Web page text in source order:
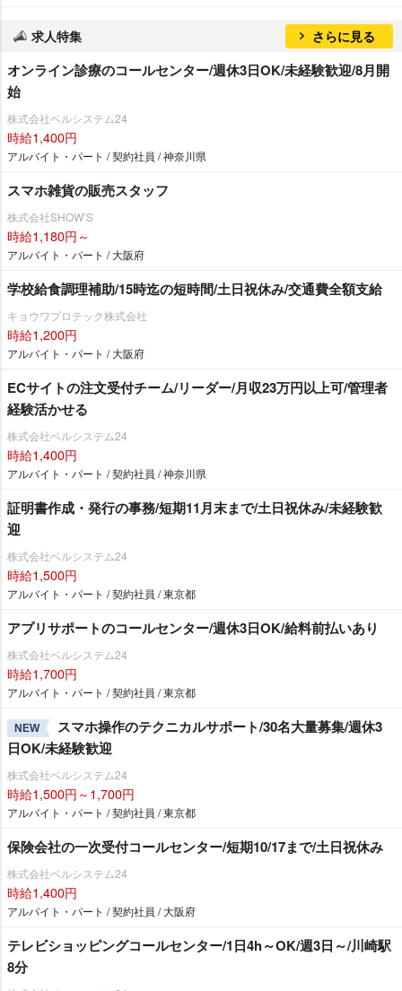
求人特集 さらに見る
オンライン診療のコールセンター/週休3日OK/未経験歓迎/8月開
始
株式会社ベルシステム24
時給1,400円
アルバイト・パート / 契約社員 / 神奈川県
スマホ雑貨の販売スタッフ
株式会社SHOW’S
時給1,180円～
アルバイト・パート / 大阪府
学校給食調理補助/15時迄の短時間/土日祝休み/交通費全額支給
キョウワプロテック株式会社
時給1,200円
アルバイト・パート / 大阪府
ECサイトの注文受付チーム/リーダー/月収23万円以上可/管理者
経験活かせる
株式会社ベルシステム24
時給1,400円
アルバイト・パート / 契約社員 / 神奈川県
証明書作成・発行の事務/短期11月末まで/土日祝休み/未経験歓
迎
株式会社ベルシステム24
時給1,500円
アルバイト・パート / 契約社員 / 東京都
アプリサポートのコールセンター/週休3日OK/給料前払いあり
株式会社ベルシステム24
時給1,700円
アルバイト・パート / 契約社員 / 東京都
NEW
スマホ操作のテクニカルサポート/30名大量募集/週休3
日OK/未経験歓迎
株式会社ベルシステム24
時給1,500円～1,700円
アルバイト・パート / 契約社員 / 東京都
保険会社の一次受付コールセンター/短期10/17まで/土日祝休み
株式会社ベルシステム24
時給1,400円
アルバイト・パート / 契約社員 / 大阪府
テレビショッピングコールセンター/1日4h～OK/週3日～/川崎駅
8分